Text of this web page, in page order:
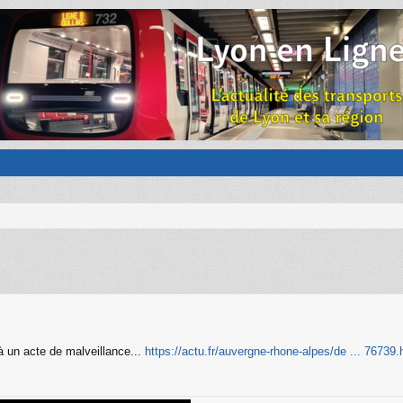
un acte de malveillance... https://actu.fr/auvergne-rhone-alpes/de ...